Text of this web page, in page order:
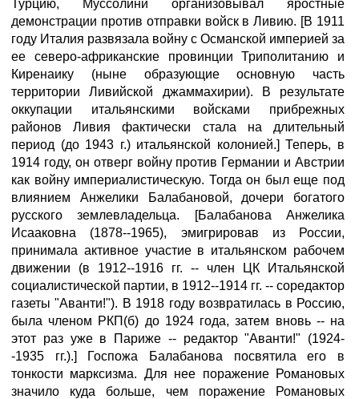
Турцию, Муссолини организовывал яростные
демонстрации против отправки войск в Ливию. [В 1911
году Италия развязала войну с Османской империей за
ее северо-африканские провинции Триполитанию и
Киренаику (ныне образующие основную часть
территории Ливийской джаммахирии). В результате
оккупации итальянскими войсками прибрежных
районов Ливия фактически стала на длительный
период (до 1943 г.) итальянской колонией.] Теперь, в
1914 году, он отверг войну против Германии и Австрии
как войну империалистическую. Тогда он был еще под
влиянием Анжелики Балабановой, дочери богатого
русского землевладельца. [Балабанова Анжелика
Исааковна (1878--1965), эмигрировав из России,
принимала активное участие в итальянском рабочем
движении (в 1912--1916 гг. -- член ЦК Итальянской
социалистической партии, в 1912--1914 гг. -- соредактор
газеты "Аванти!"). В 1918 году возвратилась в Россию,
была членом РКП(б) до 1924 года, затем вновь -- на
этот раз уже в Париже -- редактор "Аванти!" (1924-
-1935 гг.).] Госпожа Балабанова посвятила его в
тонкости марксизма. Для нее поражение Романовых
значило куда больше, чем поражение Романовых